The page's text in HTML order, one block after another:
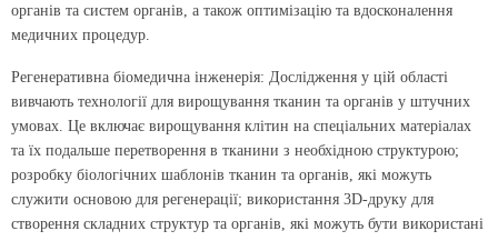
органів та систем органів, а також оптимізацію та вдосконалення
медичних процедур.
Регенеративна біомедична інженерія: Дослідження у цій області
вивчають технології для вирощування тканин та органів у штучних
умовах. Це включає вирощування клітин на спеціальних матеріалах
та їх подальше перетворення в тканини з необхідною структурою;
розробку біологічних шаблонів тканин та органів, які можуть
служити основою для регенерації; використання 3D-друку для
створення складних структур та органів, які можуть бути використані